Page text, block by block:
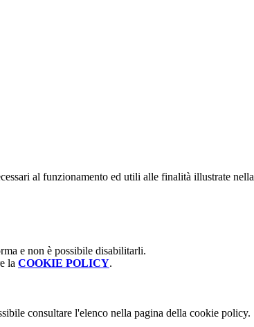
al funzionamento ed utili alle finalità illustrate nella
e non è possibile disabilitarli.
la COOKIE POLICY.
consultare l'elenco nella pagina della cookie policy.